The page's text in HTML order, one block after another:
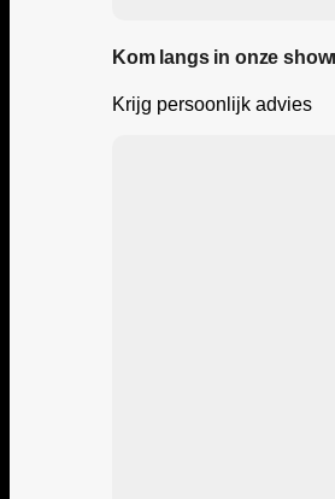
Kom langs in onze
Krijg persoonlijk advies